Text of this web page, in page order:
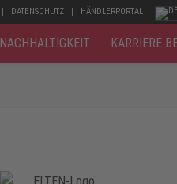
DATENSCHUTZ HÄNDLERPORTAL
NACHHALTIGKEIT KARRIERE